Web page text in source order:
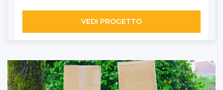
VEDI PROGETTO